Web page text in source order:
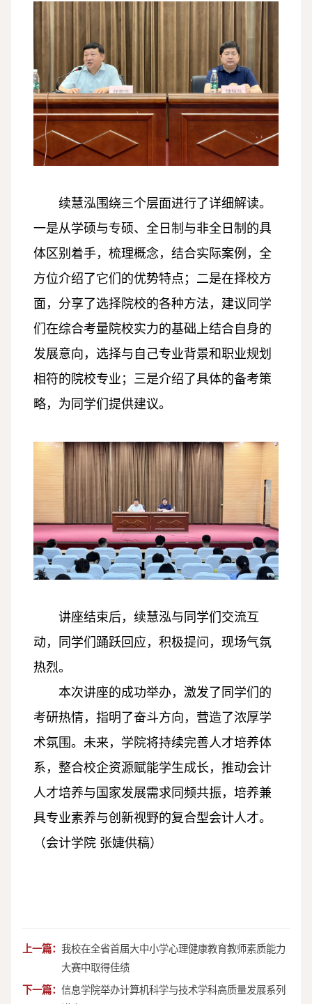
续慧泓围绕三个层面进行了详细解读。
一是从学硕与专硕、全日制与非全日制的具
体区别着手，梳理概念，结合实际案例，全
方位介绍了它们的优势特点；二是在择校方
面，分享了选择院校的各种方法，建议同学
们在综合考量院校实力的基础上结合自身的
发展意向，选择与自己专业背景和职业规划
相符的院校专业；三是介绍了具体的备考策
略，为同学们提供建议。
讲座结束后，续慧泓与同学们交流互
动，同学们踊跃回应，积极提问，现场气氛
热烈。
本次讲座的成功举办，激发了同学们的
考研热情，指明了奋斗方向，营造了浓厚学
术氛围。未来，学院将持续完善人才培养体
系，整合校企资源赋能学生成长，推动会计
人才培养与国家发展需求同频共振，培养兼
具专业素养与创新视野的复合型会计人才。
（会计学院 张婕供稿）
上一篇： 我校在全省首届大中小学心理健康教育教师素质能力
大赛中取得佳绩
下一篇： 信息学院举办计算机科学与技术学科高质量发展系列